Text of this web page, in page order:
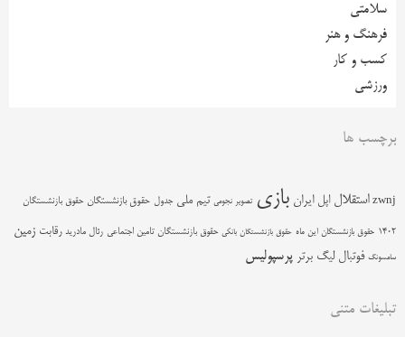
سلامتی
فرهنگ و هنر
کسب و کار
ورزشی
برچسب ها
zwnj استقلال اپل ایران بازی تصویر نجومی تیم ملی جدول حقوق بازنشستگان حقوق بازنشستگان
1402 حقوق بازنشستگان این ماه حقوق بازنشستگان بانکی حقوق بازنشستگان تامین اجتماعی رئال مادرید رقابت زمین
سامسونگ فوتبال لیگ برتر پرسپولیس
تبلیغات متنی